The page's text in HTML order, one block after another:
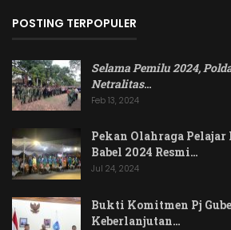
POSTING TERPOPULER
Selama Pemilu 2024,
Netralitas…
Feb 13, 2024
Pekan Olahraga Pelajar
Babel 2024 Resmi…
Jul 24, 2024
Bukti Komitmen Pj
Keberlanjutan…